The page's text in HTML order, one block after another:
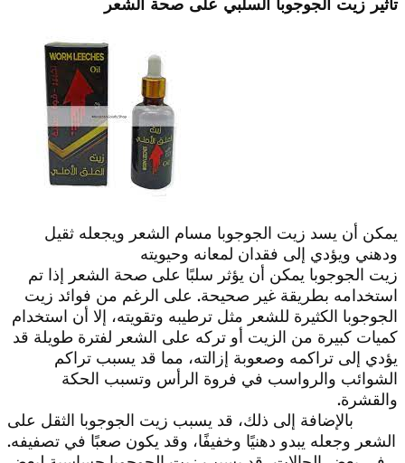
يمكن أن يسد زيت الجوجوبا مسام الشعر ويجعله ثقيل
ودهني ويؤدي إلى فقدان لمعانه وحيويته
زيت الجوجوبا يمكن أن يؤثر سلبًا على صحة الشعر إذا تم
استخدامه بطريقة غير صحيحة. على الرغم من فوائد زيت
الجوجوبا الكثيرة للشعر مثل ترطيبه وتقويته، إلا أن استخدام
كميات كبيرة من الزيت أو تركه على الشعر لفترة طويلة قد
يؤدي إلى تراكمه وصعوبة إزالته، مما قد يسبب تراكم
الشوائب والرواسب في فروة الرأس وتسبب الحكة
والقشرة.
بالإضافة إلى ذلك، قد يسبب زيت الجوجوبا الثقل على
الشعر وجعله يبدو دهنيًا وخفيفًا، وقد يكون صعبًا في تصفيفه.